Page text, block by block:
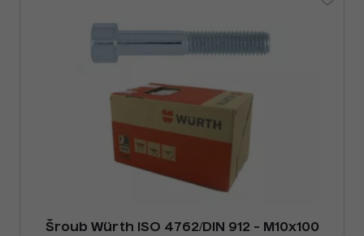
Šroub Würth ISO 4762/DIN 912 - M10x100